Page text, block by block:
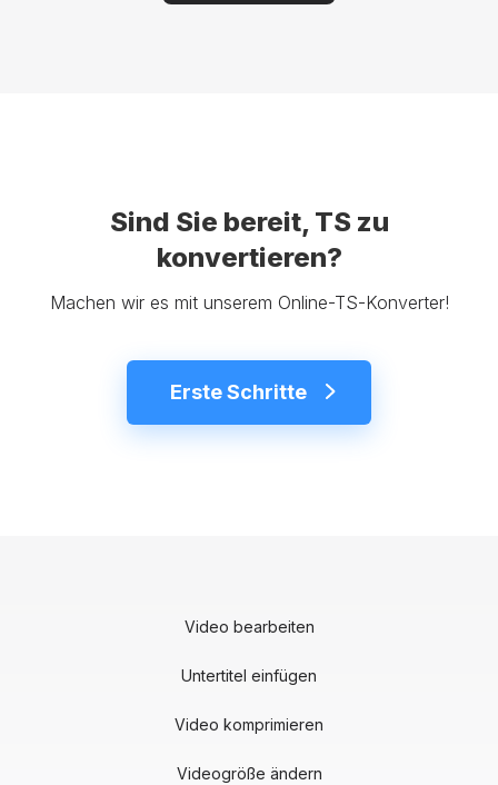
Sind Sie bereit, TS zu
konvertieren?
Machen wir es mit unserem Online-TS-Konverter!
Erste Schritte
Video bearbeiten
Untertitel einfügen
Video komprimieren
Videogröße ändern